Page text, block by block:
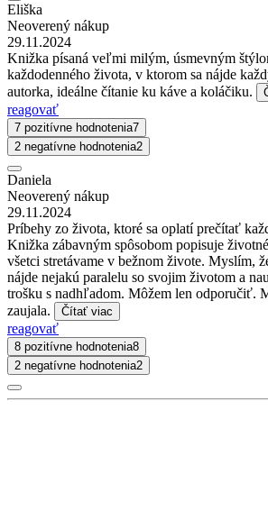
Eliška
Neoverený nákup
29.11.2024
Knižka písaná veľmi milým, úsmevným
každodenného života, v ktorom sa nájde
autorka, ideálne čítanie ku káve a koláčiku.
reagovať
7 pozitívne hodnotenia7
2 negatívne hodnotenia2
Daniela
Neoverený nákup
29.11.2024
Príbehy zo života, ktoré sa oplatí prečítať
Knižka zábavným spôsobom popisuje
všetci stretávame v bežnom živote. Myslím,
nájde nejakú paralelu so svojim životom a
trošku s nadhľadom. Môžem len odporučiť.
zaujala.
Čítať viac
reagovať
8 pozitívne hodnotenia8
2 negatívne hodnotenia2